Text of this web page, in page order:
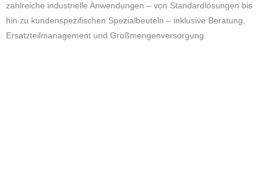
zahlreiche industrielle Anwendungen – von Standardlösungen bis
hin zu kundenspezifischen Spezialbeuteln – inklusive Beratung,
Ersatzteilmanagement und Großmengenversorgung.